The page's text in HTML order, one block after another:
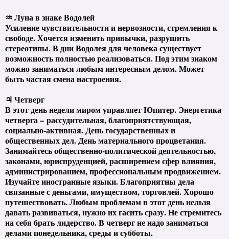
♒ Луна в знаке Водолей
Усиление чувствительности и нервозности, стремления к
свободе. Хочется изменить привычки, разрушить
стереотипы. В дни Водолея для человека существует
возможность полностью реализоваться. Под этим знаком
можно заниматься любым интересным делом. Может
быть частая смена настроения.
♃ Четверг
В этот день недели миром управляет Юпитер. Энергетика
четверга – рассудительная, благоприятствующая,
социально-активная. День государственных и
общественных дел. День материального процветания.
Занимайтесь общественно-политической деятельностью,
законами, юриспруденцией, расширением сфер влияния,
администрированием, профессиональным продвижением.
Изучайте иностранные языки. Благоприятны дела
связанные с деньгами, имуществом, торговлей. Хорошо
путешествовать. Любым проблемам в этот день нельзя
давать развиваться, нужно их гасить сразу. Не стремитесь
на себя брать лидерство. В четверг не надо заниматься
делами понедельника, среды и субботы.